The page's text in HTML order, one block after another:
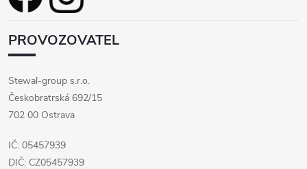
PROVOZOVATEL
Stewal-group s.r.o.
Českobratrská 692/15
702 00 Ostrava
IČ: 05457939
DIČ: CZ05457939